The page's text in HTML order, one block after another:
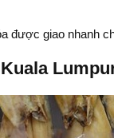
được giao nhanh